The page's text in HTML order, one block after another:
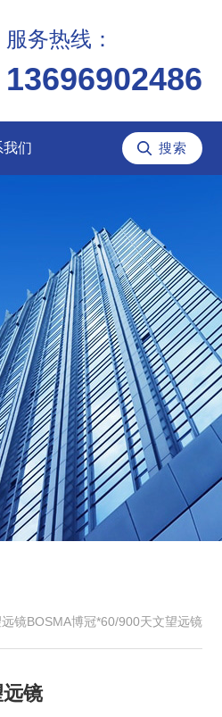
服务热线：
13696902486
我们
镜BOSMA博冠*60/900天文望远镜
镜